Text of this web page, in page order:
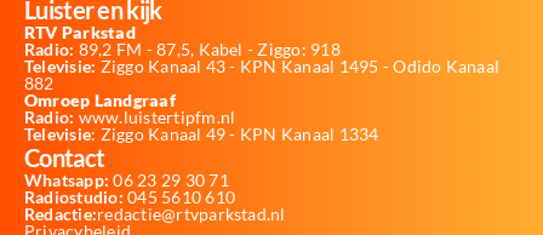
Luister en kijk
RTV Parkstad
Radio: 89,2 FM - 87,5, Kabel - Ziggo: 918
Televisie: Ziggo Kanaal 43 - KPN Kanaal 1495 - Odido Kanaal
882
Omroep Landgraaf
Radio: www.luistertipfm.nl
Televisie: Ziggo Kanaal 49 - KPN Kanaal 1334
Contact
Whatsapp: 06 23 29 30 71
Radiostudio: 045 5610 610
Redactie:redactie@rtvparkstad.nl
Privacybeleid